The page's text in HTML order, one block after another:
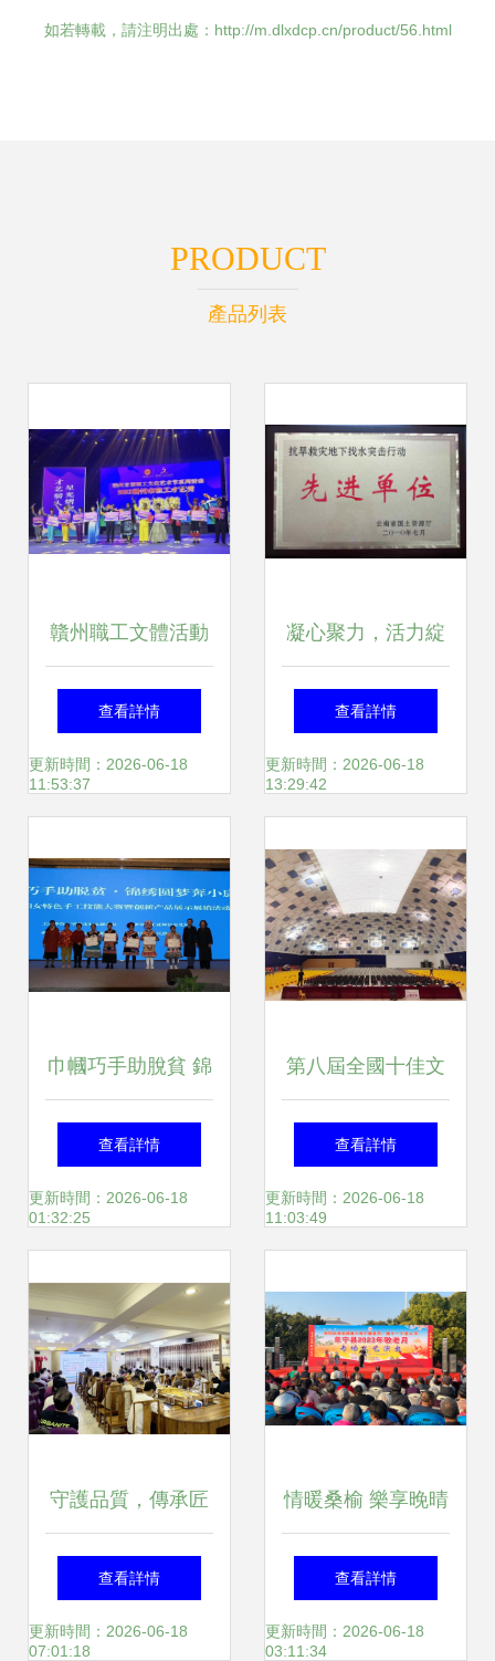
如若轉載，請注明出處：http://m.dlxdcp.cn/product/56.html
PRODUCT
產品列表
贛州職工文體活動
蓬勃開展 精心策劃
繪就多彩文化生活
查看詳情
更新時間：2026-06-18
11:53:37
凝心聚力，活力綻
放——中國有色金
屬工業昆明勘察設
策劃方案
查看詳情
更新時間：2026-06-18
13:29:42
巾幗巧手助脫貧 錦
繡圓夢奔小康——
2020年畢節市婦女
暨創新產品展示展
銷活動在織金成功
查看詳情
更新時間：2026-06-18
01:32:25
第八屆全國十佳文
博技術產品及服務
推介活動網絡投票
投出寶貴一票
查看詳情
更新時間：2026-06-18
11:03:49
守護品質，傳承匠
心——家具產品質
量安全宣傳咨詢暨
查看詳情
更新時間：2026-06-18
07:01:18
情暖桑榆 樂享晚晴
——阜寧縣開展“四
心服務月”系列活動
查看詳情
更新時間：2026-06-18
03:11:34